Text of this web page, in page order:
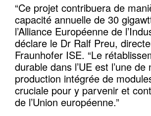
“Ce projet contribuera de
capacité annuelle de 30
l’Alliance Européenne de
déclare le Dr Ralf Preu,
Fraunhofer ISE. “Le
durable dans l’UE est l’une
production intégrée de
cruciale pour y parvenir et
de l’Union européenne.”